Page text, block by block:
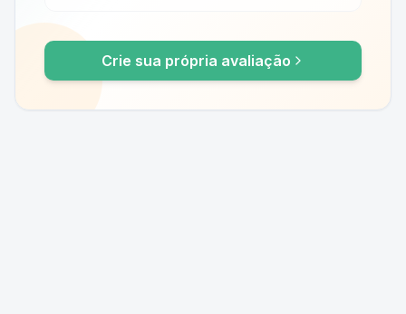
Crie sua própria avaliação